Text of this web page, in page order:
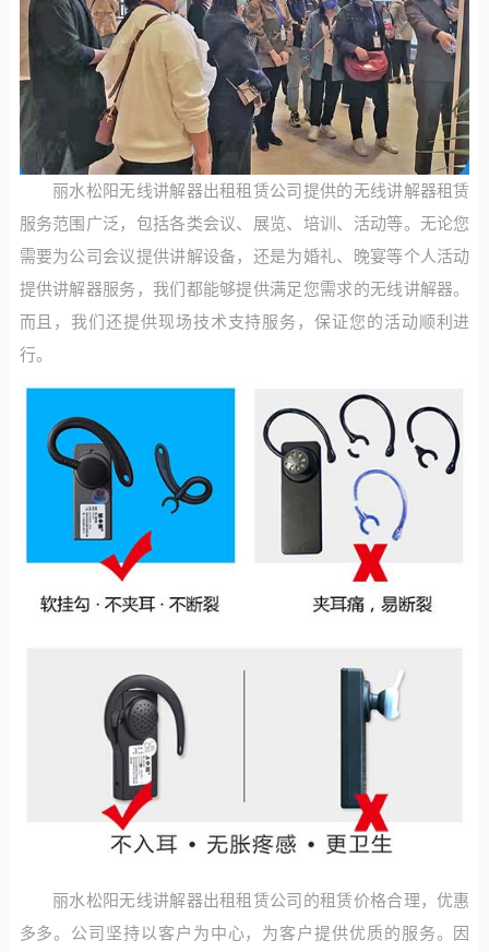
丽水松阳无线讲解器出租租赁公司提供的无线讲解器租赁
服务范围广泛，包括各类会议、展览、培训、活动等。无论您
需要为公司会议提供讲解设备，还是为婚礼、晚宴等个人活动
提供讲解器服务，我们都能够提供满足您需求的无线讲解器。
而且，我们还提供现场技术支持服务，保证您的活动顺利进
行。
丽水松阳无线讲解器出租租赁公司的租赁价格合理，优惠
多多。公司坚持以客户为中心，为客户提供优质的服务。因